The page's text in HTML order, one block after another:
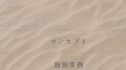
コンセプト
施術事例